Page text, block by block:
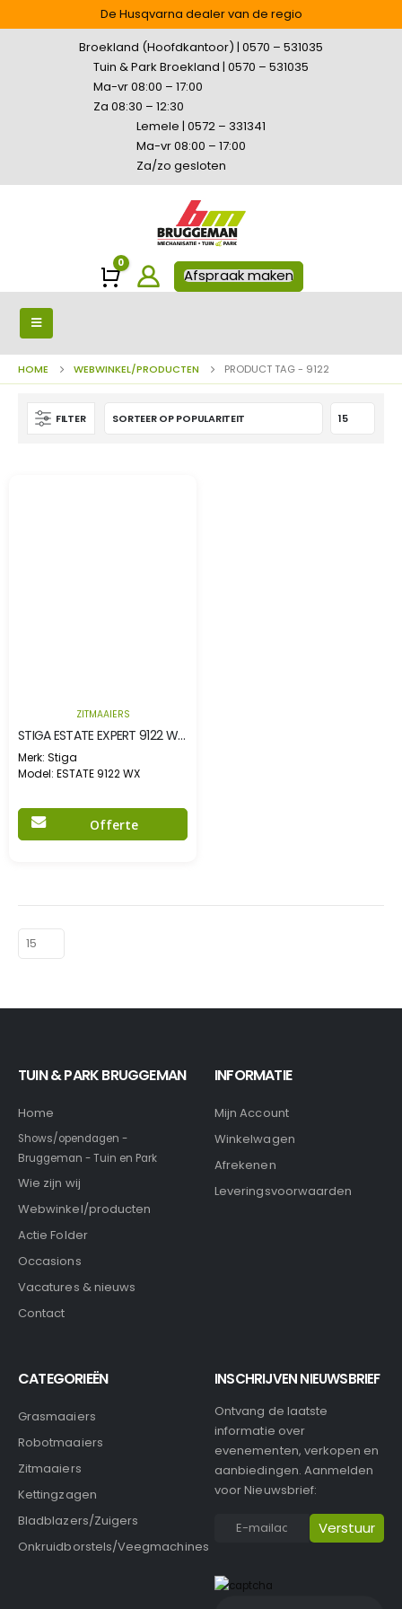
De Husqvarna dealer van de regio
Broekland (Hoofdkantoor) | 0570 – 531035
Tuin & Park Broekland | 0570 – 531035
Ma-vr 08:00 – 17:00
Za 08:30 – 12:30
Lemele | 0572 – 331341
Ma-vr 08:00 – 17:00
Za/zo gesloten
Winkelwagen
0
Afspraak maken
HOME WEBWINKEL/PRODUCTEN PRODUCT TAG - 9122
FILTER
ZITMAAIERS
STIGA ESTATE EXPERT 9122 WX – 4WD
Merk: Stiga
Model: ESTATE 9122 WX
Offerte
TUIN & PARK BRUGGEMAN
Home
Shows/opendagen -
Bruggeman - Tuin en Park
Wie zijn wij
Webwinkel/producten
Actie Folder
Occasions
Vacatures & nieuws
Contact
INFORMATIE
Mijn Account
Winkelwagen
Afrekenen
Leveringsvoorwaarden
CATEGORIEËN
Grasmaaiers
Robotmaaiers
Zitmaaiers
Kettingzagen
Bladblazers/Zuigers
Onkruidborstels/Veegmachines
INSCHRIJVEN NIEUWSBRIEF
Ontvang de laatste
informatie over
evenementen, verkopen en
aanbiedingen. Aanmelden
voor Nieuwsbrief: